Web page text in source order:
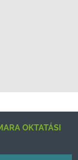
OKTATÁSI